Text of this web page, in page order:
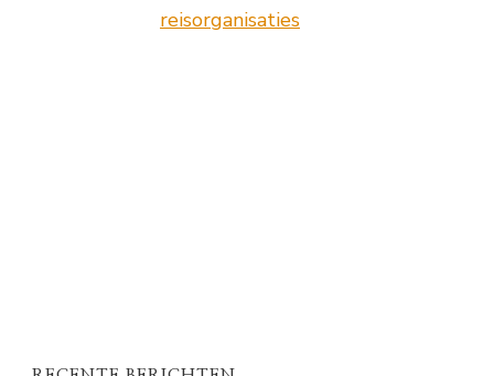
reisorganisaties